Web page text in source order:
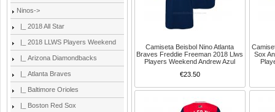
Ninos->
|_ 2018 All Star
|_ 2018 LLWS Players Weekend
|_ Arizona Diamondbacks
|_ Atlanta Braves
|_ Baltimore Orioles
|_ Boston Red Sox
Camiseta Beisbol Nino Atlanta
Braves Freddie Freeman 2018 Llws
Players Weekend Andrew Azul
€23.50
Sox